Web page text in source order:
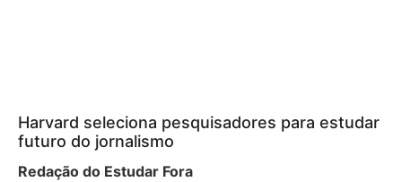
Harvard seleciona pesquisadores para estudar
futuro do jornalismo
Redação do Estudar Fora